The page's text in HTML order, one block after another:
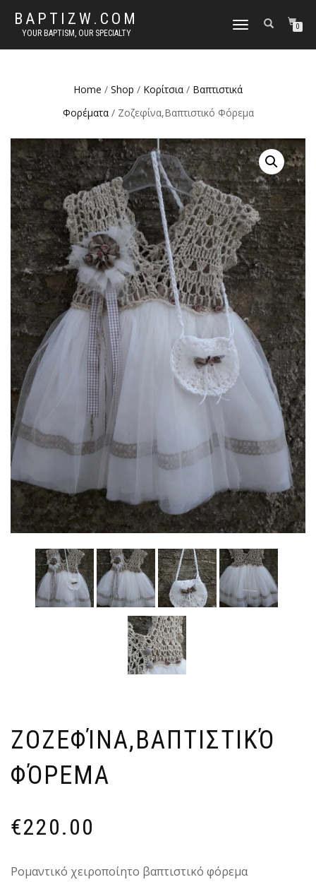
BAPTIZW.COM
YOUR BAPTISM, OUR SPECIALTY
TOGGLE
0
Home / Shop / Κορίτσια / Βαπτιστικά
Φορέματα/ Ζοζεφίνα,Βαπτιστικό Φόρεμα
ΖΟΖΕΦΊΝΑ,ΒΑΠΤΙΣΤΙΚΌ
ΦΌΡΕΜΑ
€220.00
Ρομαντικό χειροποίητο βαπτιστικό φόρεμα